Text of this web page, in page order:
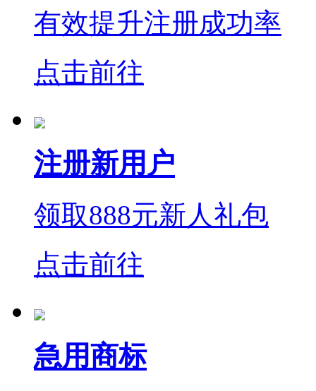
有效提升注册成功率
点击前往
注册新用户
领取888元新人礼包
点击前往
急用商标